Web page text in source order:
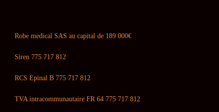
Robe medical SAS au capital de 189 000€
Siren 775 717 812
RCS Epinal B 775 717 812
TVA intracommunautaire FR 64 775 717 812